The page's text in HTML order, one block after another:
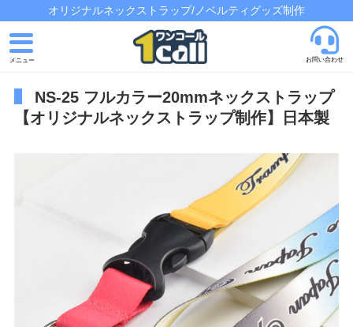
オリジナルネックストラップ/ノベルティグッズ制作
お問い合わせ
トップページ
お問い合わせ
NS-25 フルカラー20mmネックストラップ
【オリジナルネックストラップ制作】日本製